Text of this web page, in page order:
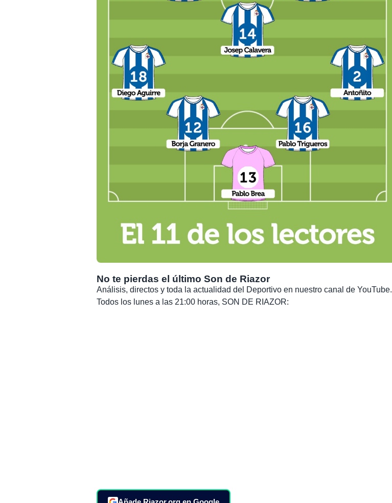
No te pierdas el último Son de Riazor
Análisis, directos y toda la actualidad del Deportivo en nuestro canal de YouTube.
Todos los lunes a las 21:00 horas, SON DE RIAZOR: